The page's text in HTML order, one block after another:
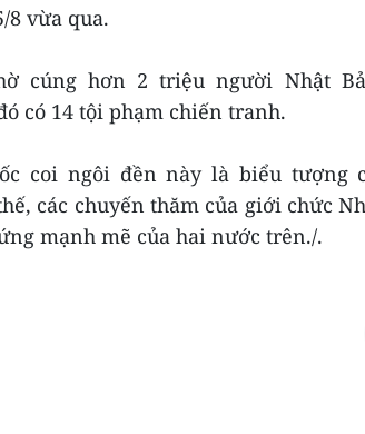
8 vừa qua.
cúng hơn 2 triệu người Nhật
có 14 tội phạm chiến tranh.
coi ngôi đền này là biểu tượng
các chuyến thăm của giới chức
mạnh mẽ của hai nước trên./.